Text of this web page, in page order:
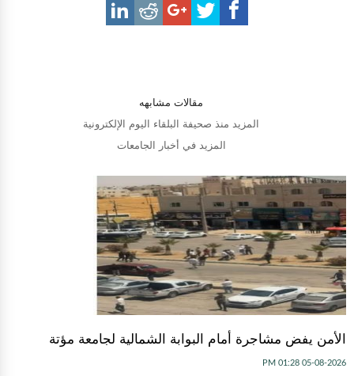
مقالات مشابهه
المزيد منذ صحيفة البلقاء اليوم الإلكترونية
المزيد في أخبار الجامعات
الأمن يفض مشاجرة أمام البوابة الشمالية لجامعة مؤتة
05-08-2026 01:28 PM